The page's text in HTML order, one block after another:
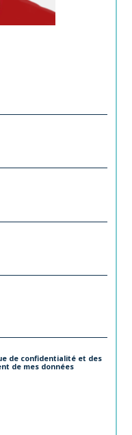
de confidentialité et des
de mes données